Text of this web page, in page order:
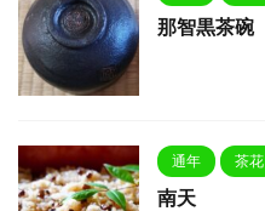
那智黒茶碗
通年 茶花
南天